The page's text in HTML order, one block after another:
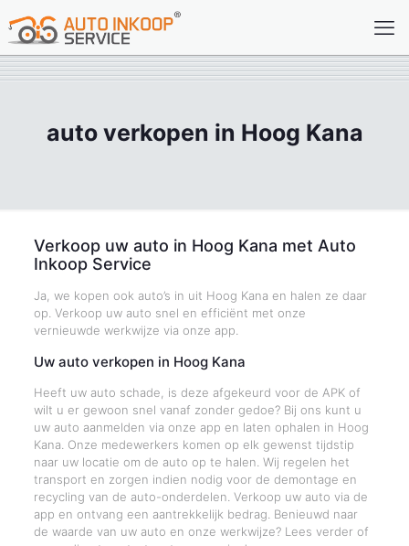
auto verkopen in Hoog Kana
Verkoop uw auto in Hoog Kana met Auto
Inkoop Service
Ja, we kopen ook auto’s in uit Hoog Kana en halen ze daar
op. Verkoop uw auto snel en efficiënt met onze
vernieuwde werkwijze via onze app.
Uw auto verkopen in Hoog Kana
Heeft uw auto schade, is deze afgekeurd voor de APK of
wilt u er gewoon snel vanaf zonder gedoe? Bij ons kunt u
uw auto aanmelden via onze app en laten ophalen in Hoog
Kana. Onze medewerkers komen op elk gewenst tijdstip
naar uw locatie om de auto op te halen. Wij regelen het
transport en zorgen indien nodig voor de demontage en
recycling van de auto-onderdelen. Verkoop uw auto via de
app en ontvang een aantrekkelijk bedrag. Benieuwd naar
de waarde van uw auto en onze werkwijze? Lees verder of